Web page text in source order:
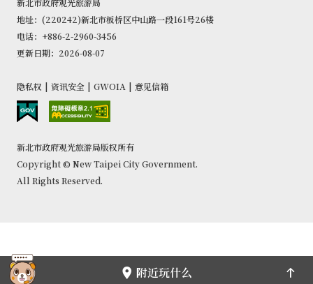
新北市政府观光旅游局
地址：(220242)新北市板桥区中山路一段161号26楼
电话：+886-2-2960-3456
更新日期：2026-08-07
隐私权 | 资讯安全 | GWOIA | 意见信箱
新北市政府观光旅游局版权所有
Copyright © New Taipei City Government.
All Rights Reserved.
附近玩什么